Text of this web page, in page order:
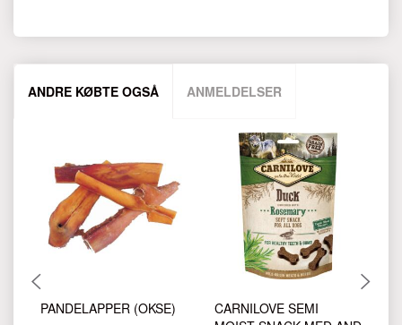
ANDRE KØBTE OGSÅ ANMELDELSER
PANDELAPPER (OKSE)
CARNILOVE SEMI